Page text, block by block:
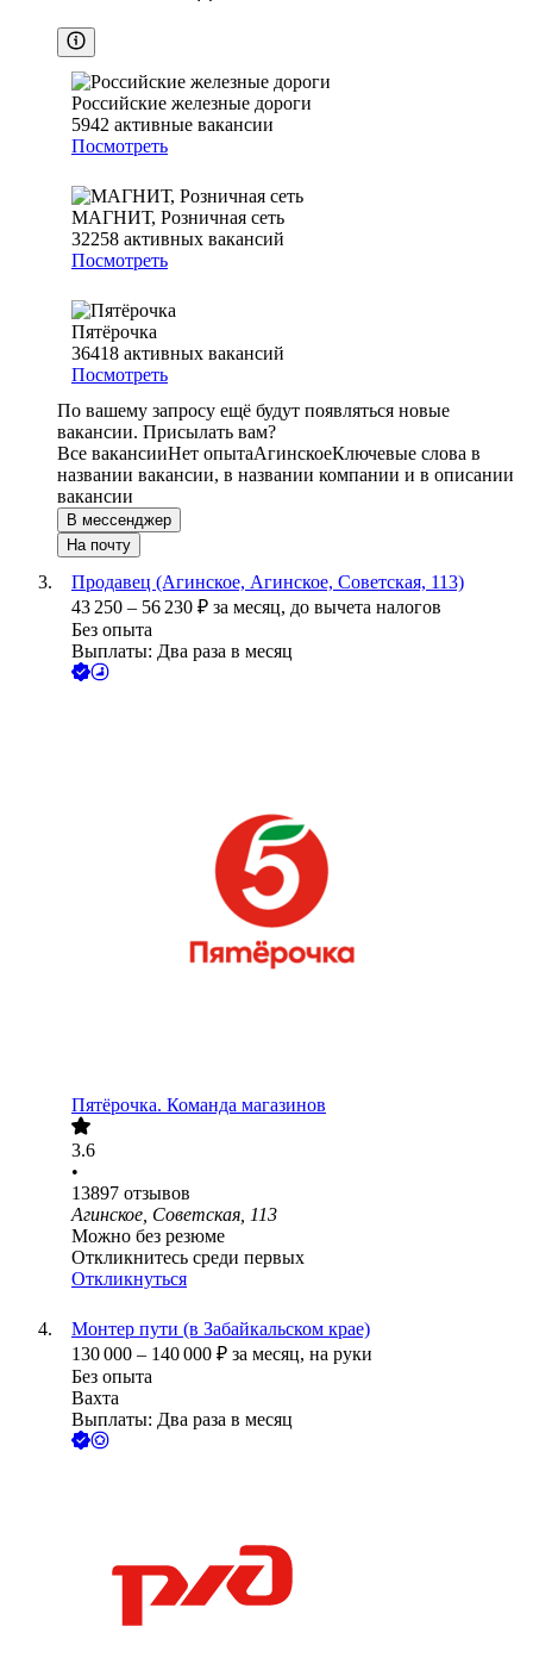
Российские железные дороги
5942 активные вакансии
Посмотреть
МАГНИТ, Розничная сеть
32258 активных вакансий
Посмотреть
Пятёрочка
36418 активных вакансий
Посмотреть
По вашему запросу ещё будут появляться новые
вакансии. Присылать вам?
Все вакансииНет опытаАгинскоеКлючевые слова в
названии вакансии, в названии компании и в описании
вакансии
В мессенджер
На почту
Продавец (Агинское, Агинское, Советская, 113)
43 250 – 56 230 ₽ за месяц, до вычета налогов
Без опыта
Выплаты: Два раза в месяц
Пятёрочка. Команда магазинов
3.6
•
13897 отзывов
Агинское, Советская, 113
Можно без резюме
Откликнитесь среди первых
Откликнуться
Монтер пути (в Забайкальском крае)
130 000 – 140 000 ₽ за месяц, на руки
Без опыта
Вахта
Выплаты: Два раза в месяц